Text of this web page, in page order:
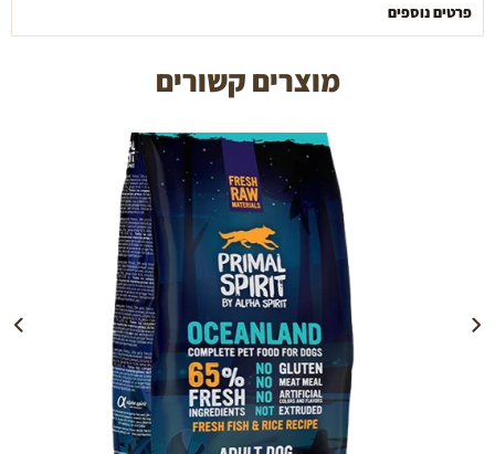
פרטים נוספים
מוצרים קשורים
הוספה לעגלה